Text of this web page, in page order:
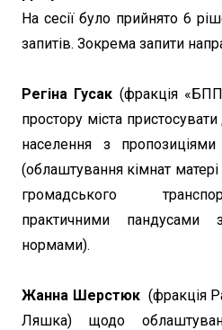
На сесії було прийнято 6
запитів. Зокрема запити
Регіна Гусак (фракція
простору міста
населення з
(облаштування кімнат
громадського
практичними пандусами
нормами).
Жанна Шерстюк (фракція
Ляшка) щодо